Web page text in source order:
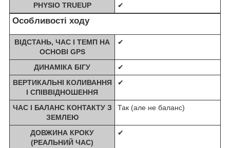
PHYSIO TRUEUP ✔
Особливості ходу
ВІДСТАНЬ, ЧАС І ТЕМП НА
ОСНОВІ GPS
✔
ДИНАМІКА БІГУ
✔
ВЕРТИКАЛЬНІ КОЛИВАННЯ
І СПІВВІДНОШЕННЯ
✔
ЧАС І БАЛАНС КОНТАКТУ З
ЗЕМЛЕЮ
Так (але не баланс)
ДОВЖИНА КРОКУ
(РЕАЛЬНИЙ ЧАС)
✔